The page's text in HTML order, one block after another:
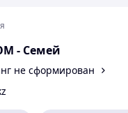
качество
- Семей
не сформирован